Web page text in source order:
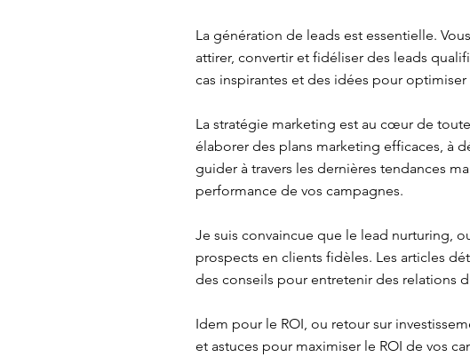
La génération de leads est essentielle.
attirer, convertir et fidéliser des leads
cas inspirantes et des idées pour optimiser
La stratégie marketing est au cœur de
élaborer des plans marketing efficaces, à
guider à travers les dernières tendances
performance de vos campagnes.
Je suis convaincue que le lead nurturing,
prospects en clients fidèles. Les articles
des conseils pour entretenir des relations
Idem pour le ROI, ou retour sur
et astuces pour maximiser le ROI de vos